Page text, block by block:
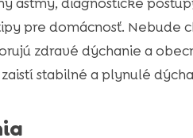
pre domácnosť. Nebude
zdravé dýchanie a
stabilné a plynulé